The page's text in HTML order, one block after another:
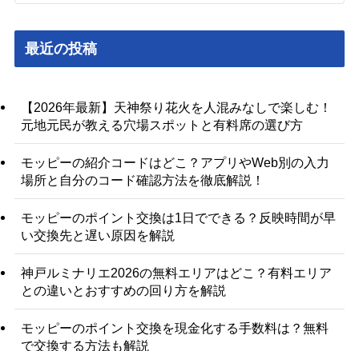
最近の投稿
【2026年最新】天神祭り花火を人混みなしで楽しむ！
元地元民が教える穴場スポットと有料席の選び方
モッピーの紹介コードはどこ？アプリやWeb別の入力
場所と自分のコード確認方法を徹底解説！
モッピーのポイント交換は1日でできる？反映時間が早
い交換先と遅い原因を解説
神戸ルミナリエ2026の無料エリアはどこ？有料エリア
との違いとおすすめの回り方を解説
モッピーのポイント交換を現金化する手数料は？無料
で交換する方法も解説